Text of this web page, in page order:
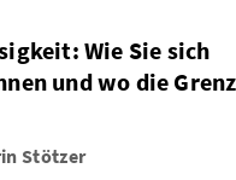
Wie Sie sich
und wo die
Stötzer